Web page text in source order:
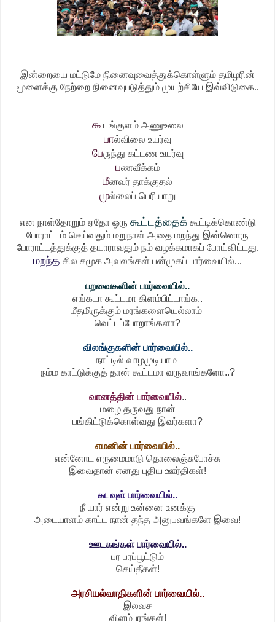
இன்றையை மட்டுமே நினைவுவைத்துக்கொள்ளும் தமிழரின்
மூளைக்கு நேற்றை நினைவுபடுத்தும் முயற்சியே இவ்விடுகை..
கூ டங்குளம் அணுஉலை
பால்விலை உயர்வு
பேருந்து கட்டண உயர்வு
பணவீக்கம்
மீனவர் தாக்குதல்
முல்லைப் பெரியாறு
என நாள்தோறும் ஏதோ ஒரு கூட்டத்தைக் கூட்டிக்கொண்டு
போராட்டம் செய்வதும் மறுநாள் அதை மறந்து இன்னொரு
போராட்டத்துக்குத் தயாராவதும் நம் வழக்கமாகப் போய்விட்டது.
மறந்த சில சமூக அவலங்கள் பன்முகப் பார்வையில்...
பறவைகளின் பார்வையில்..
எங்கடா கூட்டமா கிளம்பிட்டாங்க..
மீதமிருக்கும் மரங்களையெல்லாம்
வெட்டப்போறாங்களா?
விலங்குகளின் பார்வையில்..
நாட்டில் வாழமுடியாம
நம்ம காட்டுக்குத் தான் கூட்டமா வருவாங்களோ..?
வானத்தின் பார்வையில்..
மழை தருவது நான்
பங்கிட்டுக்கொள்வது இவர்களா?
எமனின் பார்வையில்..
என்னோட எருமைமாடு தொலைஞ்சுபோச்சு
இவைதான் எனது புதிய ஊர்திகள்!
கடவுள் பார்வையில்..
நீ யார் என்று உன்னை உனக்கு
அடையாளம் காட்ட நான் தந்த அனுபவங்களே இவை!
ஊடகங்கள் பார்வையில்..
பர பரப்பூட்டும்
செய்தீகள்!
அரசியல்வாதிகளின் பார்வையில்..
இலவச
விளம்பரங்கள்!